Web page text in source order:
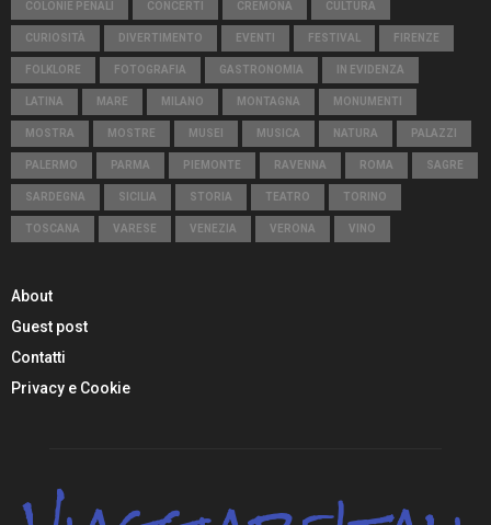
COLONIE PENALI CONCERTI CREMONA CULTURA
CURIOSITÀ DIVERTIMENTO EVENTI FESTIVAL FIRENZE
FOLKLORE FOTOGRAFIA GASTRONOMIA IN EVIDENZA
LATINA MARE MILANO MONTAGNA MONUMENTI
MOSTRA MOSTRE MUSEI MUSICA NATURA PALAZZI
PALERMO PARMA PIEMONTE RAVENNA ROMA SAGRE
SARDEGNA SICILIA STORIA TEATRO TORINO
TOSCANA VARESE VENEZIA VERONA VINO
About
Guest post
Contatti
Privacy e Cookie